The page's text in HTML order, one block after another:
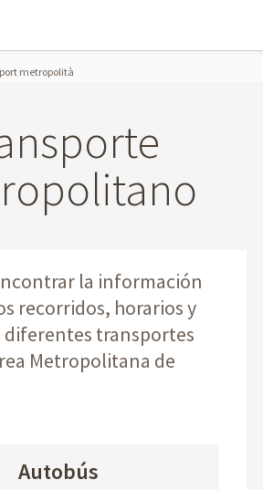
metropolità
la información
recorridos, horarios y
diferentes transportes
Metropolitana de
Autobús